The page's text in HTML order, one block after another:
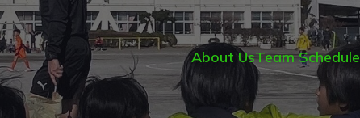
About UsTeam Schedule